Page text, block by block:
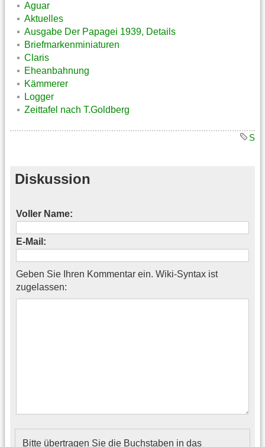
Aguar
Aktuelles
Ausgabe Der Papagei 1939, Details
Briefmarkenminiaturen
Claris
Eheanbahnung
Kämmerer
Logger
Zeittafel nach T.Goldberg
S
Diskussion
Voller Name:
E-Mail:
Geben Sie Ihren Kommentar ein. Wiki-Syntax ist
zugelassen:
Bitte übertragen Sie die Buchstaben in das